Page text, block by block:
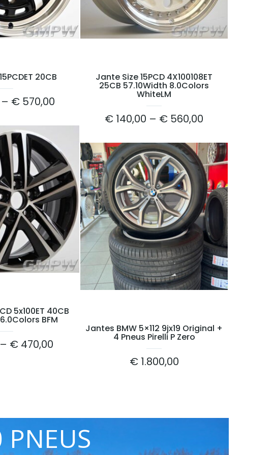
20CB
– € 570,00
5x100ET 40CB
BFM
– €470,00
Jante Size 15PCD 4X100108ET
25CB 57.10Width 8.0Colors
WhiteLM
€ 140,00 – € 560,00
Jantes BMW 5×112 9jx19 Original +
4 Pneus Pirelli P Zero
€1.800,00